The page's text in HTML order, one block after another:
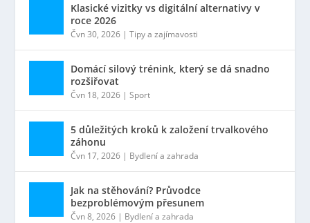
Klasické vizitky vs digitální alternativy v
roce 2026
Čvn 30, 2026 |Tipy a zajímavosti
Domácí silový trénink, který se dá snadno
rozšiřovat
Čvn 18, 2026 |Sport
5 důležitých kroků k založení trvalkového
záhonu
Čvn 17, 2026 | Bydlení a zahrada
Jak na stěhování? Průvodce
bezproblémovým přesunem
Čvn 8, 2026 | Bydlení a zahrada